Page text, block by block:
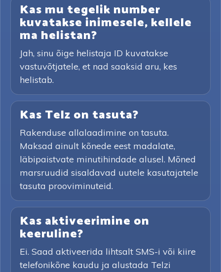
Kas mu tegelik number
kuvatakse inimesele, kellele
ma helistan?
Jah, sinu õige helistaja ID kuvatakse
vastuvõtjatele, et nad saaksid aru, kes
helistab.
Kas Telz on tasuta?
Rakenduse allalaadimine on tasuta.
Maksad ainult kõnede eest madalate,
läbipaistvate minutihindade alusel. Mõned
marsruudid sisaldavad uutele kasutajatele
tasuta prooviminuteid.
Kas aktiveerimine on
keeruline?
Ei. Saad aktiveerida lihtsalt SMS-i või kiire
telefonikõne kaudu ja alustada Telzi